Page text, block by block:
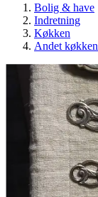
Bolig & have
Indretning
Køkken
Andet